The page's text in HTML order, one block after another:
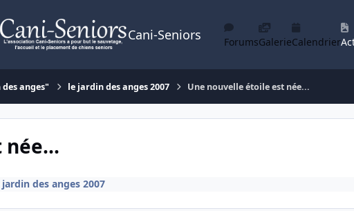
Cani-Seniors ForumsGalerieCalendrier
anges" le jardin des anges 2007 Une nouvelle étoile est née...
jardin des anges 2007